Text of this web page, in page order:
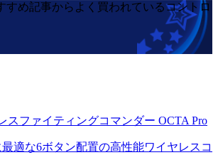
すめ記事からよく買われているコントロ
スファイティングコマンダー OCTA Pro
適な6ボタン配置の高性能ワイヤレスコ